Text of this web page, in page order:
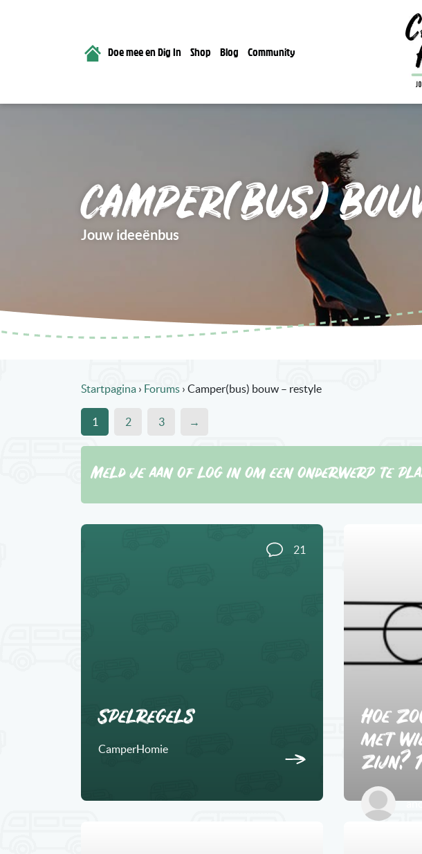
Doe mee en Dig In Shop Blog Community
CAMPER(BUS)
Jouw ideeënbus
Startpagina › Forums › Camper(bus) bouw – restyle
1 2 3 →
Meld je aan of log in om een onderwerp te
21
Spelregels
CamperHomie
Hoe
met
zijn?